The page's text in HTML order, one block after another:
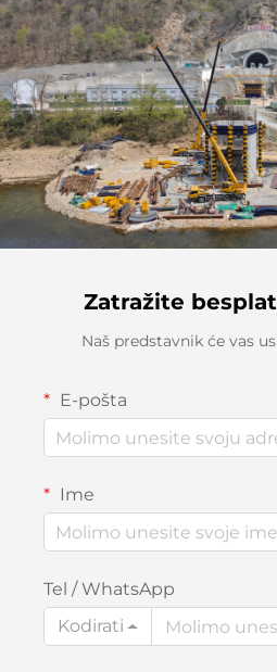
Zatražite
Naš predstavnik će vas
E-pošta
Ime
Tel / WhatsApp
Kodirati